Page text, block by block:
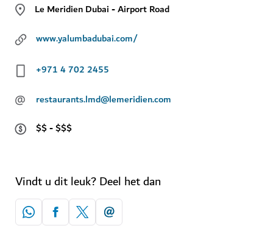
Le Meridien Dubai - Airport Road
www.yalumbadubai.com/
+971 4 702 2455
@
restaurants.lmd@lemeridien.com
$$ - $$$
Vindt u dit leuk? Deel het dan